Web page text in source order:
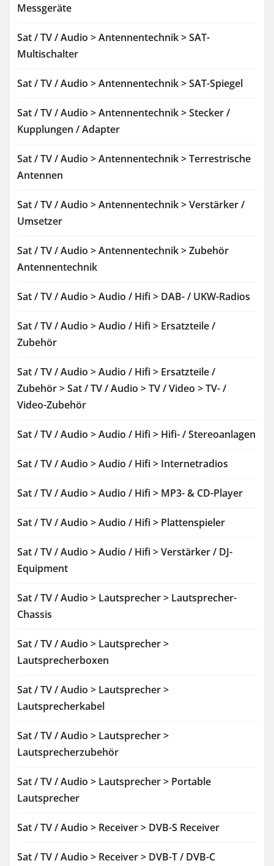
Messgeräte
Sat / TV / Audio > Antennentechnik > SAT-
Multischalter
Sat / TV / Audio > Antennentechnik > SAT-Spiegel
Sat / TV / Audio > Antennentechnik > Stecker /
Kupplungen / Adapter
Sat / TV / Audio > Antennentechnik > Terrestrische
Antennen
Sat / TV / Audio > Antennentechnik > Verstärker /
Umsetzer
Sat / TV / Audio > Antennentechnik > Zubehör
Antennentechnik
Sat / TV / Audio > Audio / Hifi > DAB- / UKW-Radios
Sat / TV / Audio > Audio / Hifi > Ersatzteile /
Zubehör
Sat / TV / Audio > Audio / Hifi > Ersatzteile /
Zubehör > Sat / TV / Audio > TV / Video > TV- /
Video-Zubehör
Sat / TV / Audio > Audio / Hifi > Hifi- / Stereoanlagen
Sat / TV / Audio > Audio / Hifi > Internetradios
Sat / TV / Audio > Audio / Hifi > MP3- & CD-Player
Sat / TV / Audio > Audio / Hifi > Plattenspieler
Sat / TV / Audio > Audio / Hifi > Verstärker / DJ-
Equipment
Sat / TV / Audio > Lautsprecher > Lautsprecher-
Chassis
Sat / TV / Audio > Lautsprecher >
Lautsprecherboxen
Sat / TV / Audio > Lautsprecher >
Lautsprecherkabel
Sat / TV / Audio > Lautsprecher >
Lautsprecherzubehör
Sat / TV / Audio > Lautsprecher > Portable
Lautsprecher
Sat / TV / Audio > Receiver > DVB-S Receiver
Sat / TV / Audio > Receiver > DVB-T / DVB-C